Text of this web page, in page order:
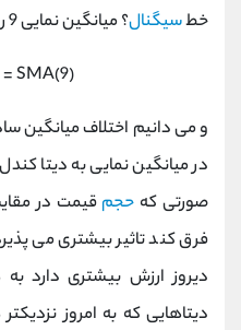
خطسیگنال؟ میانگین نمایی 9 روزه:
SMA(9)
و می دانیم اختلاف میانگین
در میانگین نمایی به دیتا
صورتی که حجم قیمت در
فرق کند تاثیر بیشتری می
دیروز ارزش بیشتری دارد
دیتاهایی که به امروز